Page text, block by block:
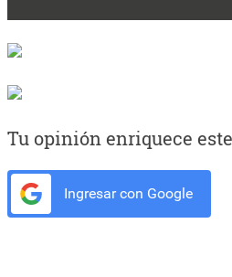
Tu opinión enriquece
Ingresar con Google